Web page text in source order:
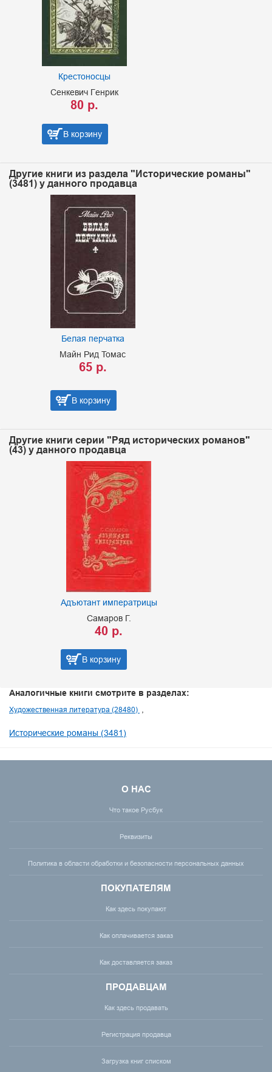
Крестоносцы
Сенкевич Генрик
В корзину
Другие книги из раздела "Исторические романы"
(3481) у данного продавца
Белая перчатка
Майн Рид Томас
В корзину
Другие книги серии "Ряд исторических романов"
(43) у данного продавца
Адъютант императрицы
В корзину
Аналогичные книги смотрите в разделах:
Художественная литература (28480)
Исторические романы (3481)
О НАС
Что такое Русбук
Реквизиты
Политика в области обработки и безопасности персональных данных
ПОКУПАТЕЛЯМ
Как здесь покупают
Как оплачивается заказ
Как доставляется заказ
ПРОДАВЦАМ
Как здесь продавать
Регистрация продавца
Загрузка книг списком